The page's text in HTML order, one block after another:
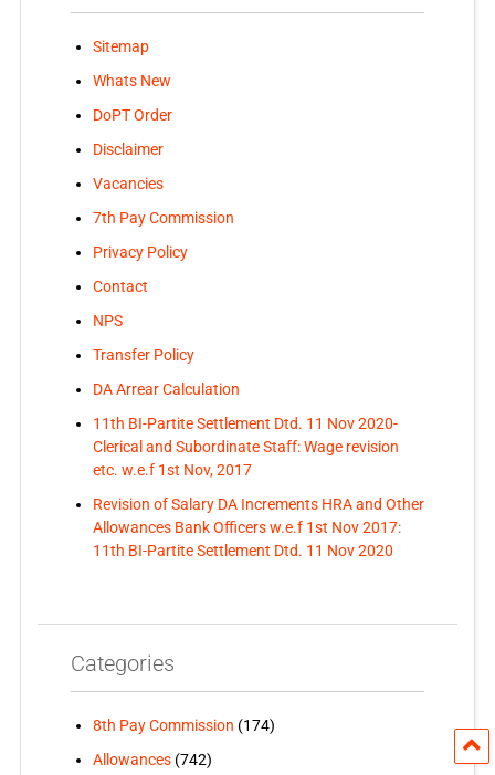
Sitemap
Whats New
DoPT Order
Disclaimer
Vacancies
7th Pay Commission
Privacy Policy
Contact
NPS
Transfer Policy
DA Arrear Calculation
11th BI-Partite Settlement Dtd. 11 Nov 2020-
Clerical and Subordinate Staff: Wage revision
etc. w.e.f 1st Nov, 2017
Revision of Salary DA Increments HRA and Other
Allowances Bank Officers w.e.f 1st Nov 2017:
11th BI-Partite Settlement Dtd. 11 Nov 2020
Categories
8th Pay Commission (174)
Allowances(742)